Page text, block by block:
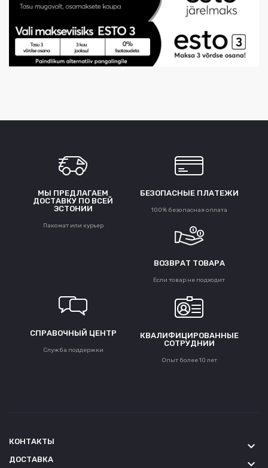
МЫ ПРЕДЛАГАЕМ
ДОСТАВКУ ПО ВСЕЙ
ЭСТОНИИ
Пакомат или курьер
БЕЗОПАСНЫЕ ПЛАТЕЖИ
100% безопасная оплата
ВОЗВРАТ ТОВАРА
Если товар не подходит
СПРАВОЧНЫЙ ЦЕНТР
Служба поддержки
КВАЛИФИЦИРОВАННЫЕ
СОТРУДНИИ
Опыт более 10 лет
КОНТАКТЫ keyboard_arrow_down
ДОСТАВКА keyboard_arrow_down